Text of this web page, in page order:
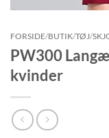
FORSIDE/BUTIK/TØJ/
PW300
kvinder